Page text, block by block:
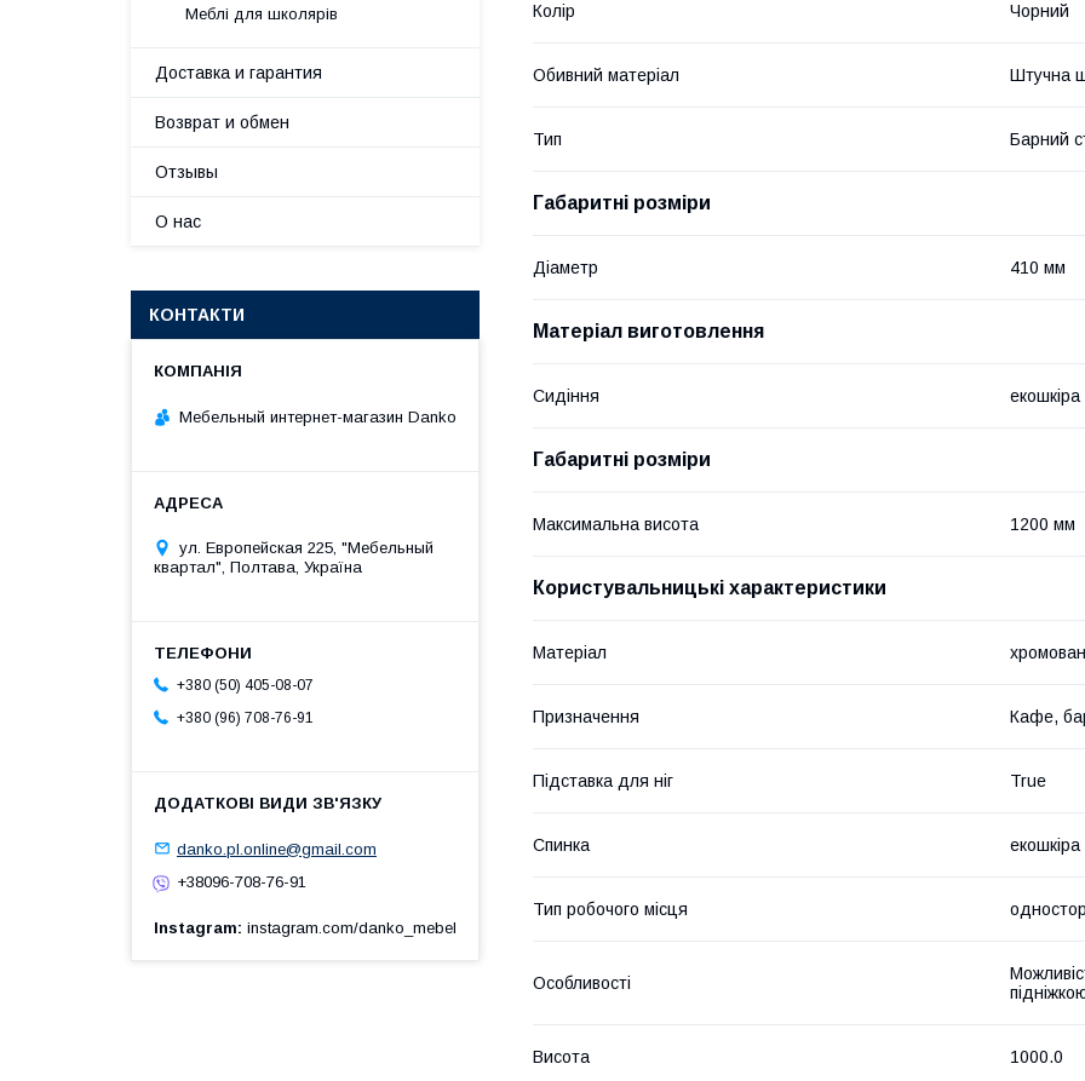
Колір Чорний
Обивний матеріал Штучна
Тип Барний
Габаритні розміри
Діаметр 410 мм
Матеріал виготовлення
Сидіння екошкіра
Габаритні розміри
Максимальна висота 1200 мм
Користувальницькі характеристики
Матеріал
Призначення Кафе,
Підставка для ніг True
Спинка екошкіра
Тип робочого місця
Особливості
Висота 1000.0
Меблі для школярів
Доставка и гарантия
Возврат и обмен
Отзывы
О нас
КОНТАКТИ
Мебельный интернет-магазин Danko
ул. Европейская 225, "Мебельный
квартал", Полтава, Україна
+380 (50) 405-08-07
+380 (96) 708-76-91
danko.pl.online@gmail.com
+38096-708-76-91
Instagram instagram.com/danko_mebel